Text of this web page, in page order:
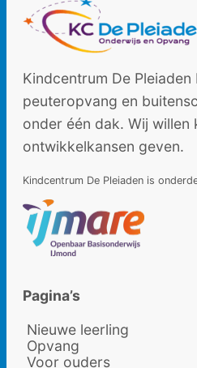
Kindcentrum De
peuteropvang en
onder één dak. Wij willen
ontwikkelkansen geven.
Kindcentrum De Pleiaden is
Pagina’s
Nieuwe leerling
Opvang
Voor ouders